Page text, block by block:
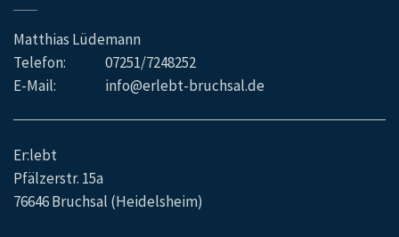
Matthias Lüdemann
Telefon:
07251/7248252
E-Mail:
info@erlebt-bruchsal.de
Er:lebt
Pfälzerstr. 15a
76646 Bruchsal (Heidelsheim)